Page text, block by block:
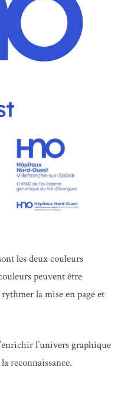
les deux couleurs
peuvent être
la mise en page et
l’univers graphique
reconnaissance.